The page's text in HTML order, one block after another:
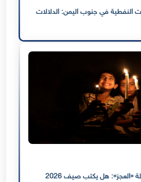
النفطية في جنوب اليمن: الدلالات
كهرباء عدن تحت مقصلة «العجز»: هل يكتب صيف 2026